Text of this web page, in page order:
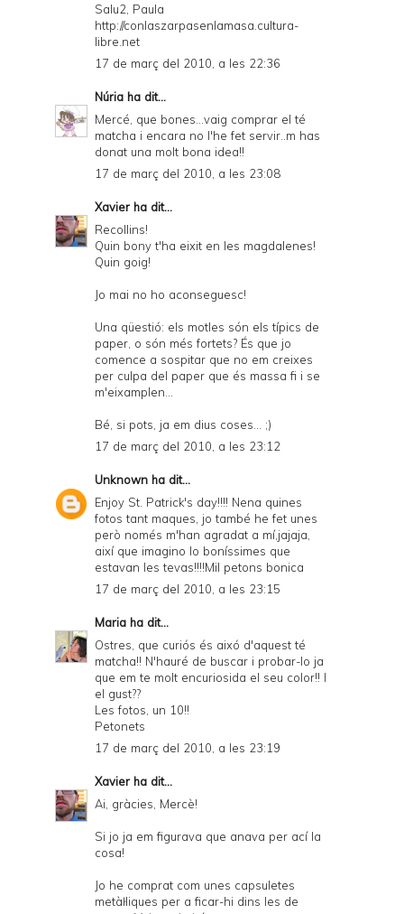
Salu2, Paula
http://conlaszarpasenlamasa.cultura-
libre.net
17 de març del 2010, a les 22:36
Núria ha dit...
Mercé, que bones...vaig comprar el té
matcha i encara no l'he fet servir..m has
donat una molt bona idea!!
17 de març del 2010, a les 23:08
Xavier ha dit...
Recollins!
Quin bony t'ha eixit en les magdalenes!
Quin goig!
Jo mai no ho aconseguesc!
Una qüestió: els motles són els típics de
paper, o són més fortets? És que jo
comence a sospitar que no em creixes
per culpa del paper que és massa fi i se
m'eixamplen...
Bé, si pots, ja em dius coses... ;)
17 de març del 2010, a les 23:12
Unknown ha dit...
Enjoy St. Patrick's day!!!! Nena quines
fotos tant maques, jo també he fet unes
però només m'han agradat a mí,jajaja,
així que imagino lo boníssimes que
estavan les tevas!!!!Mil petons bonica
17 de març del 2010, a les 23:15
Maria ha dit...
Ostres, que curiós és aixó d'aquest té
matcha!! N'hauré de buscar i probar-lo ja
que em te molt encuriosida el seu color!! I
el gust??
Les fotos, un 10!!
Petonets
17 de març del 2010, a les 23:19
Xavier ha dit...
Ai, gràcies, Mercè!
Si jo ja em figurava que anava per ací la
cosa!
Jo he comprat com unes capsuletes
metàŀliques per a ficar-hi dins les de